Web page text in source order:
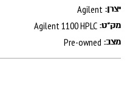
יצרן: Agilent
מק"ט: Agilent 1100 HPLC
מצב: Pre-owned